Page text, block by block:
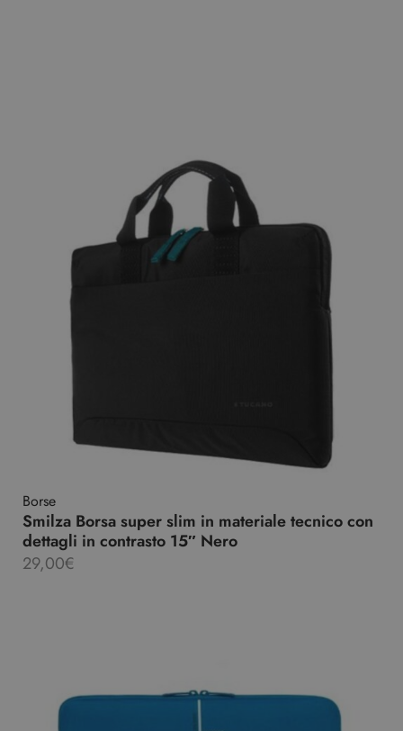
Borse
Smilza Borsa super slim in materiale tecnico con
dettagli in contrasto 15″ Nero
29,00€